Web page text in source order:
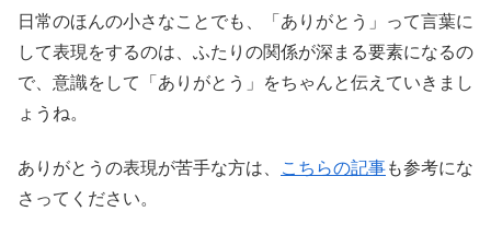
日常のほんの小さなことでも、「ありがとう」って言葉に
して表現をするのは、ふたりの関係が深まる要素になるの
で、意識をして「ありがとう」をちゃんと伝えていきまし
ょうね。
ありがとうの表現が苦手な方は、 こちらの記事も参考にな
さってください。